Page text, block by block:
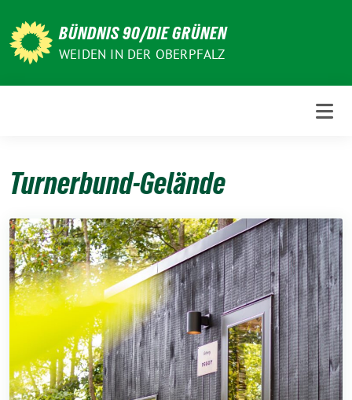
zum
Inhalt
BÜNDNIS 90/DIE GRÜNEN
WEIDEN IN DER OBERPFALZ
Turnerbund-Gelände